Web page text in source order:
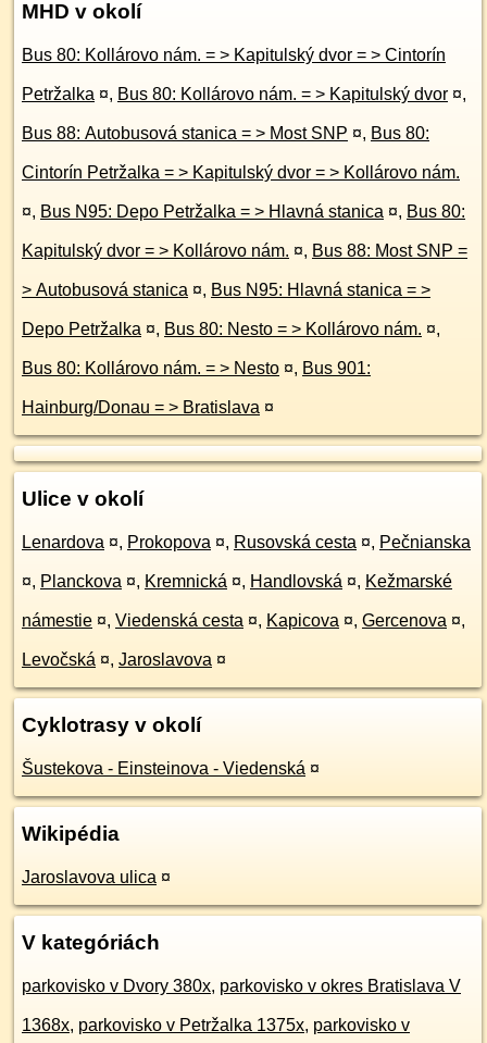
MHD v okolí
Bus 80: Kollárovo nám. = > Kapitulský dvor = > Cintorín
Petržalka ¤, Bus 80: Kollárovo nám. = > Kapitulský dvor ¤,
Bus 88: Autobusová stanica = > Most SNP ¤, Bus 80:
Cintorín Petržalka = > Kapitulský dvor = > Kollárovo nám.
¤, Bus N95: Depo Petržalka = > Hlavná stanica ¤, Bus 80:
Kapitulský dvor = > Kollárovo nám. ¤, Bus 88: Most SNP =
> Autobusová stanica ¤, Bus N95: Hlavná stanica = >
Depo Petržalka ¤, Bus 80: Nesto = > Kollárovo nám. ¤,
Bus 80: Kollárovo nám. = > Nesto ¤, Bus 901:
Hainburg/Donau = > Bratislava ¤
Ulice v okolí
Lenardova ¤, Prokopova ¤, Rusovská cesta ¤, Pečnianska
¤, Planckova ¤, Kremnická ¤, Handlovská ¤, Kežmarské
námestie ¤, Viedenská cesta ¤, Kapicova ¤, Gercenova ¤,
Levočská ¤, Jaroslavova ¤
Cyklotrasy v okolí
Šustekova - Einsteinova - Viedenská ¤
Wikipédia
Jaroslavova ulica ¤
V kategóriách
parkovisko v Dvory 380x, parkovisko v okres Bratislava V
1368x, parkovisko v Petržalka 1375x, parkovisko v